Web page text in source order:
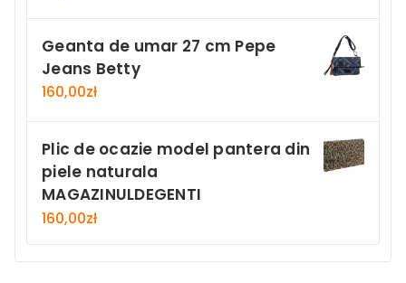
Geanta de umar 27 cm Pepe
Jeans Betty
160,00zł
Plic de ocazie model pantera din
piele naturala
MAGAZINULDEGENTI
160,00zł